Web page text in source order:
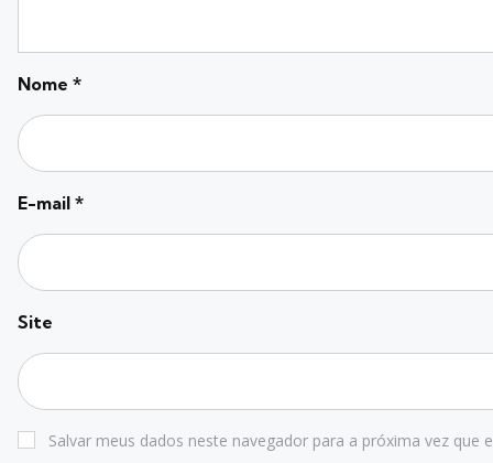
Nome *
E-mail *
Site
Salvar meus dados neste navegador para a próxima vez que